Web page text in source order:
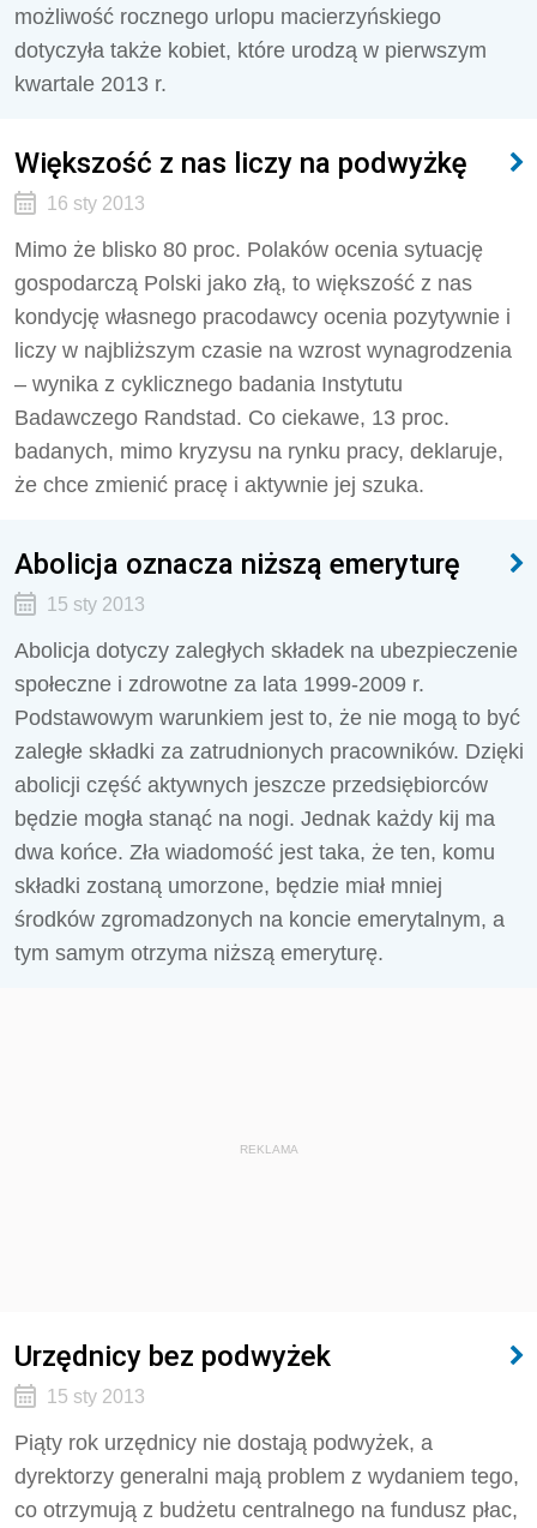
możliwość rocznego urlopu macierzyńskiego
dotyczyła także kobiet, które urodzą w pierwszym
kwartale 2013 r.
Większość z nas liczy na podwyżkę
16 sty 2013
Mimo że blisko 80 proc. Polaków ocenia sytuację
gospodarczą Polski jako złą, to większość z nas
kondycję własnego pracodawcy ocenia pozytywnie i
liczy w najbliższym czasie na wzrost wynagrodzenia
– wynika z cyklicznego badania Instytutu
Badawczego Randstad. Co ciekawe, 13 proc.
badanych, mimo kryzysu na rynku pracy, deklaruje,
że chce zmienić pracę i aktywnie jej szuka.
Abolicja oznacza niższą emeryturę
15 sty 2013
Abolicja dotyczy zaległych składek na ubezpieczenie
społeczne i zdrowotne za lata 1999-2009 r.
Podstawowym warunkiem jest to, że nie mogą to być
zaległe składki za zatrudnionych pracowników. Dzięki
abolicji część aktywnych jeszcze przedsiębiorców
będzie mogła stanąć na nogi. Jednak każdy kij ma
dwa końce. Zła wiadomość jest taka, że ten, komu
składki zostaną umorzone, będzie miał mniej
środków zgromadzonych na koncie emerytalnym, a
tym samym otrzyma niższą emeryturę.
REKLAMA
Urzędnicy bez podwyżek
15 sty 2013
Piąty rok urzędnicy nie dostają podwyżek, a
dyrektorzy generalni mają problem z wydaniem tego,
co otrzymują z budżetu centralnego na fundusz płac,